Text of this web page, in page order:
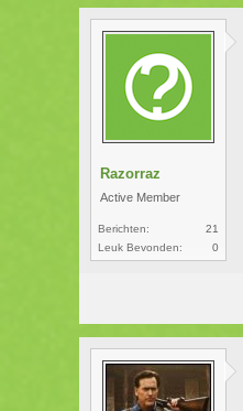
Razorraz
Active Member
Berichten:
21
Leuk Bevonden:
0